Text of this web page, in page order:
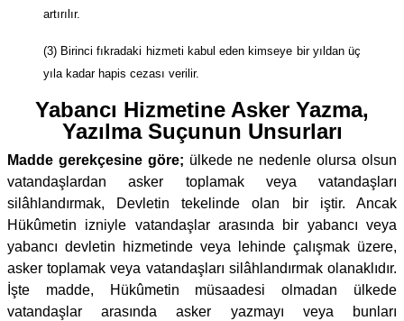
artırılır.
(3) Birinci fıkradaki hizmeti kabul eden kimseye bir yıldan üç
yıla kadar hapis cezası verilir.
Yabancı Hizmetine Asker Yazma,
Yazılma Suçunun Unsurları
Madde gerekçesine göre; ülkede ne nedenle olursa olsun
vatandaşlardan asker toplamak veya vatandaşları
silâhlandırmak, Devletin tekelinde olan bir iştir. Ancak
Hükûmetin izniyle vatandaşlar arasında bir yabancı veya
yabancı devletin hizmetinde veya lehinde çalışmak üzere,
asker toplamak veya vatandaşları silâhlandırmak olanaklıdır.
İşte madde, Hükûmetin müsaadesi olmadan ülkede
vatandaşlar arasında asker yazmayı veya bunları